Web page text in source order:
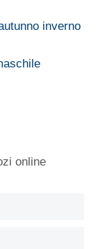
inverno
online